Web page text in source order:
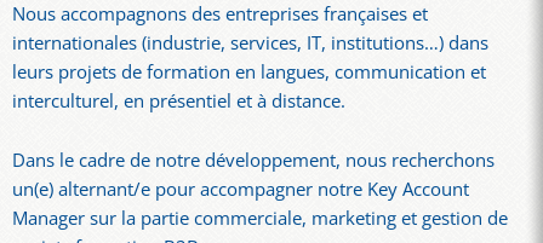
Nous accompagnons des entreprises françaises et
internationales (industrie, services, IT, institutions…) dans
leurs projets de formation en langues, communication et
interculturel, en présentiel et à distance.
Dans le cadre de notre développement, nous recherchons
un(e) alternant/e pour accompagner notre Key Account
Manager sur la partie commerciale, marketing et gestion de